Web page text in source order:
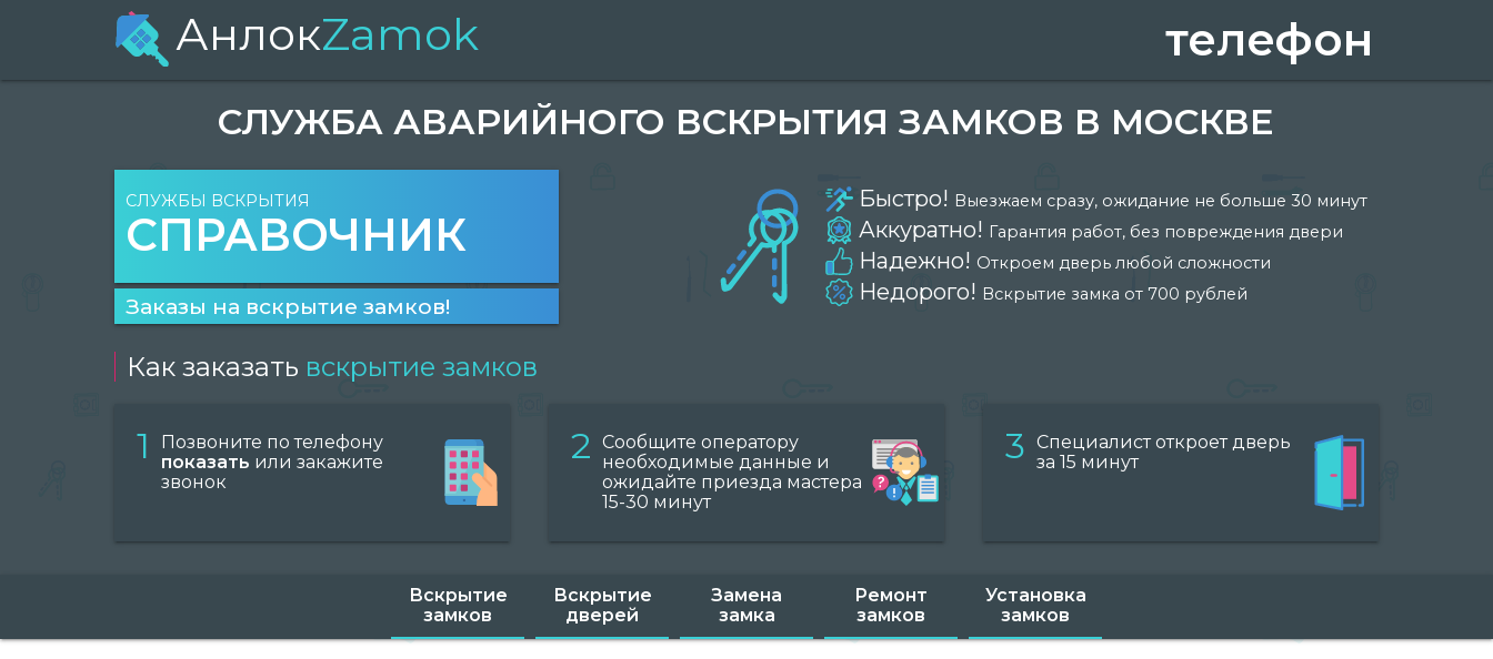
АнлокZamok телефон
СЛУЖБА АВАРИЙНОГО ВСКРЫТИЯ ЗАМКОВ В МОСКВЕ
СЛУЖБЫ ВСКРЫТИЯ
СПРАВОЧНИК
Заказы на вскрытие замков!
Быстро! Выезжаем сразу, ожидание не больше 30 минут
Аккуратно! Гарантия работ, без повреждения двери
Надежно! Откроем дверь любой сложности
Недорого! Вскрытие замка от 700 рублей
Как заказать вскрытие замков
1
Позвоните по телефону
показать или закажите
звонок
2 Сообщите оператору
необходимые данные и
ожидайте приезда мастера
15-30 минут
3 Специалист откроет дверь
за 15 минут
Вскрытие
замков
Вскрытие
дверей
Замена
замка
Ремонт
замков
Установка
замков